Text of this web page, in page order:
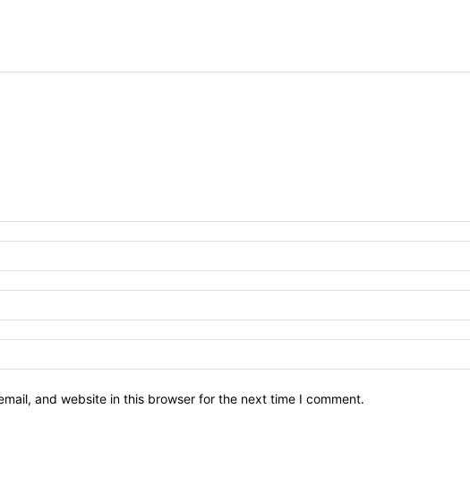
and website in this browser for the next time I comment.